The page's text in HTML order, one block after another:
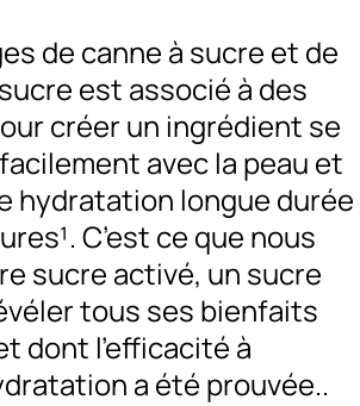
de canne à sucre et de
est associé à des
créer un ingrédient se
avec la peau et
hydratation longue durée
C’est ce que nous
sucre activé, un sucre
tous ses bienfaits
dont l’efficacité à
a été prouvée..